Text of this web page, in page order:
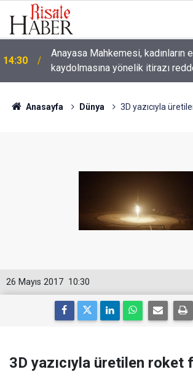
14:30
Anayasa Mahkemesi, kadınların
kaydolmasına yönelik itirazı
14:00
Çatıda yağmur suyu hasadı:
kullanımını azaltabilir
Anasayfa Dünya 3D yazıcıyla
10:30
26 Mayıs 2017
3D yazıcıyla üretilen roket